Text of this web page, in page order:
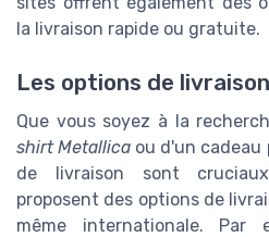
la livraison rapide ou gratuite.
Les options de
Que vous soyez à la
shirt Metallica ou d'un cadeau
de livraison sont
proposent des options de
même internationale. Par